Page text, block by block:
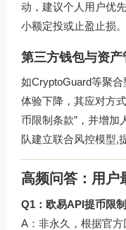
动，建议个人用户优
小额定投或止盈止损。
第三方钱包与资产
如CryptoGuard等聚
体验下降，其应对方
币限制条款”，并增加
队建立联合风控模型,
高频问答：用户
Q1：欧易API提币限
A：非永久，根据官